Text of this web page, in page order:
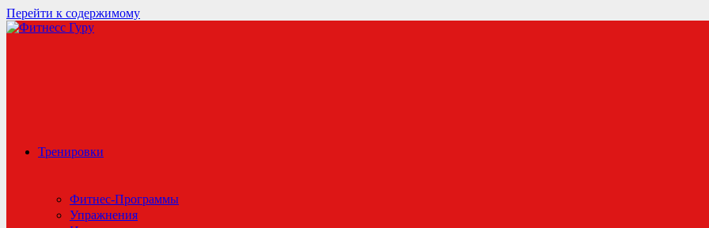
Перейти к содержимому
Тренировки
Фитнес-Программы
Упражнения